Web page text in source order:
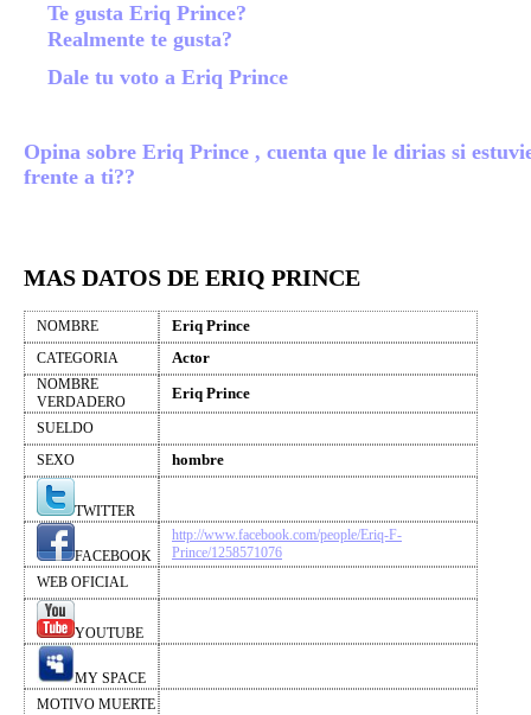
Te gusta Eriq Prince?
Realmente te gusta?
Dale tu voto a Eriq Prince
Opina sobre Eriq Prince , cuenta que le dirias si
frente a ti??
MAS DATOS DE ERIQ PRINCE
NOMBRE Eriq Prince
CATEGORIA Actor
NOMBRE
VERDADERO
Eriq Prince
SUELDO
SEXO
hombre
TWITTER
FACEBOOK
http://www.facebook.com/people/Eriq-F-
Prince/1258571076
WEB OFICIAL
YOUTUBE
MY SPACE
MOTIVO MUERTE